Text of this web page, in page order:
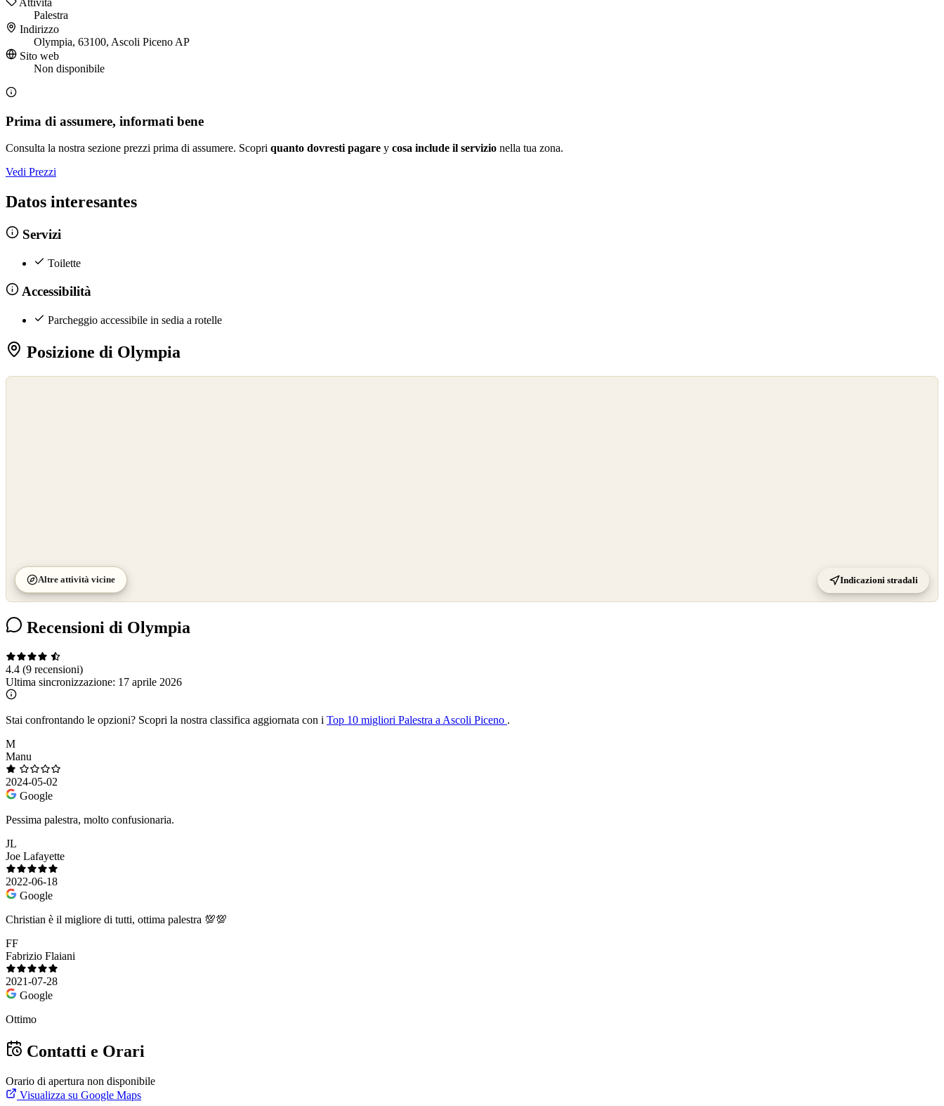
Attività
Palestra
Indirizzo
Olympia, 63100, Ascoli Piceno AP
Sito web
Non disponibile
Prima di assumere, informati bene
Consulta la nostra sezione prezzi prima di assumere. Scopri quanto dovresti pagare y cosa include il servizio nella tua zona.
Vedi Prezzi
Datos interesantes
Servizi
Toilette
Accessibilità
Parcheggio accessibile in sedia a rotelle
Posizione di Olympia
Altre attività vicine Indicazioni stradali
Recensioni di Olympia
4.4 (9 recensioni)
Ultima sincronizzazione: 17 aprile 2026
Stai confrontando le opzioni? Scopri la nostra classifica aggiornata con i Top 10 migliori Palestra a Ascoli Piceno .
M
Manu
2024-05-02
Google
Pessima palestra, molto confusionaria.
JL
Joe Lafayette
2022-06-18
Google
Christian è il migliore di tutti, ottima palestra 💯💯
FF
Fabrizio Flaiani
2021-07-28
Google
Ottimo
Contatti e Orari
Orario di apertura non disponibile
Visualizza su Google Maps